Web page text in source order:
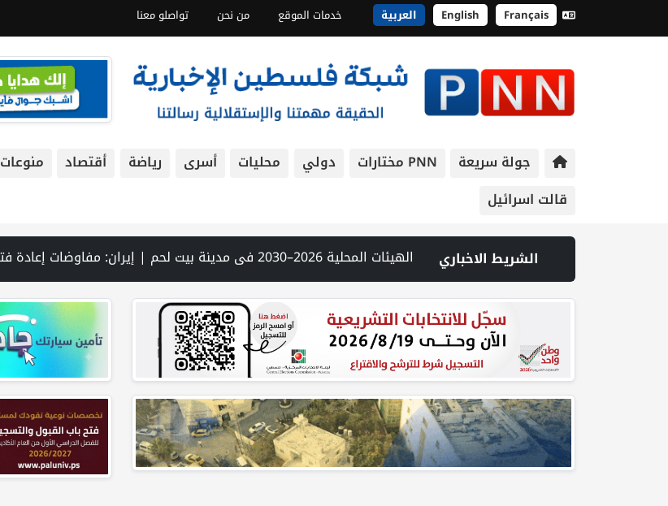
English Français العربية خدمات الموقع من نحن تواصلو معنا
جولة سريعة PNN مختارات دولي محليات أسرى رياضة أقتصاد منوعات
قالت اسرائيل
الشريط الاخباري
العامة للمدن الصناعية تنظم جولة في مدينة أريحا الصناعية الزراعية لتعزيز الاستثمارات | المحكمة العليا تجمد تحويل أموال للحريديين والمستوطنات صودق عليها بالكنيست | مصادر عبرية: مقتل جنديين وإصابة 7 آخرين بانفجار عبوة استهدفت قوة للاحتلال في جنوب لبنان | محافظ جنين يطلع ممثل الاتحاد الأوروبي على تصاعد انتهاكات الاحتلال والتوسع الاستعماري | الاحتلال يواصل اقتحام مخيم قلنديا ويعتدي على الصحفيين ويغلق عدة مداخل بالسواتر الترابية | الهجوم على بلدة تل: تحقيق الجيش الإسرائيلي يلمح إلى مقتل الجندي بنيران جنود أو مستوطنين | انطلاق اجتماع وزاري في عمان لبلورة موقف مشترك بشأن القدس | الطبيب الأسير حسام أبو صفية يتعرض لأعنف تعذيب إسرائيلي ومصاب بكسور في الصدر | يسرائيل هيوم: توقيع اتفاقية قانونية بشأن تحديد العلاقات بين الجيش الإسرائيلي وقوة الاستقرار الدولية | الأمم المتحدة: عودة أكثر من 800 ألف نازح لبناني إلى مناطق سكنهم